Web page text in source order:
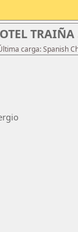
carga: Spanish